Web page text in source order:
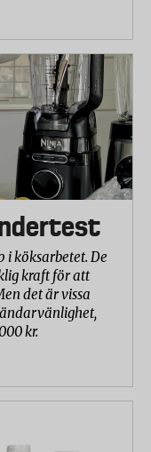
i köksarbetet. De
kraft för att
det är vissa
kr.